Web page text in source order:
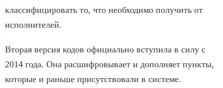
классифицировать то, что необходимо получить от
исполнителей.
Вторая версия кодов официально вступила в силу с
2014 года. Она расшифровывает и дополняет пункты,
которые и раньше присутствовали в системе.